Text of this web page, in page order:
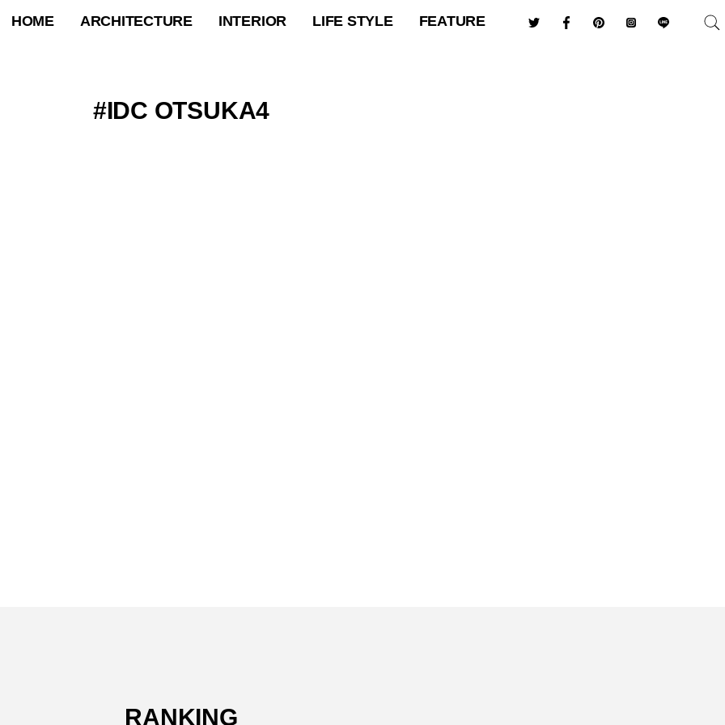
HOME ARCHITECTURE INTERIOR LIFE STYLE FEATURE
IDC OTSUKA4
RANKING